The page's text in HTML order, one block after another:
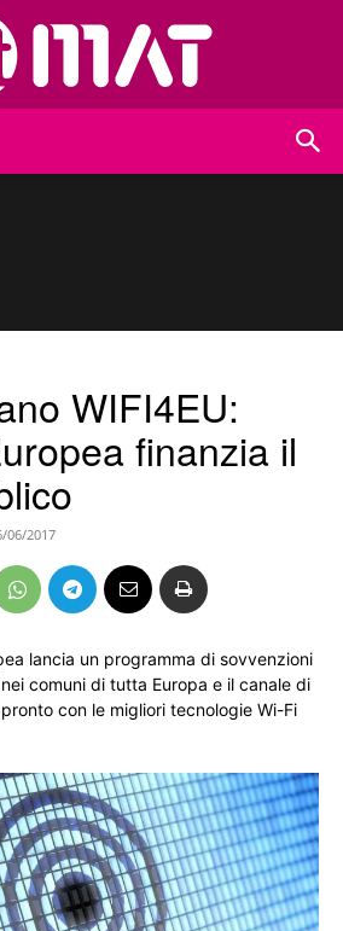
WIFI4EU:
finanzia il
06/2017
lancia un programma di sovvenzioni
comuni di tutta Europa e il canale di
con le migliori tecnologie Wi-Fi